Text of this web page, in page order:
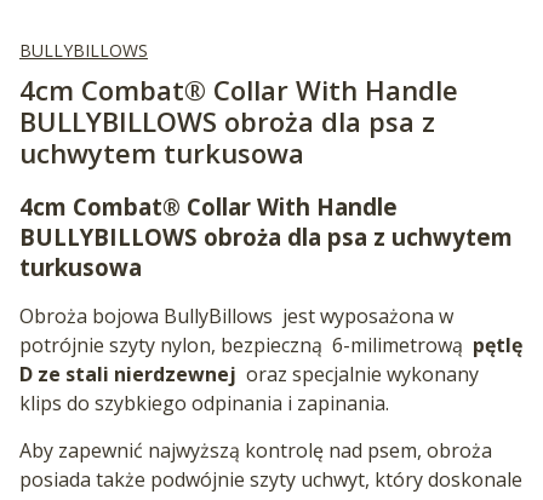
BULLYBILLOWS
4cm Combat® Collar With Handle
BULLYBILLOWS obroża dla psa z
uchwytem turkusowa
4cm Combat® Collar With Handle
BULLYBILLOWS obroża dla psa z uchwytem
turkusowa
Obroża bojowa BullyBillows jest wyposażona w
potrójnie szyty nylon, bezpieczną 6-milimetrową pętlę
D ze stali nierdzewnej oraz specjalnie wykonany
klips do szybkiego odpinania i zapinania.
Aby zapewnić najwyższą kontrolę nad psem, obroża
posiada także podwójnie szyty uchwyt, który doskonale